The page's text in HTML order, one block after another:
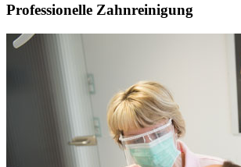
Professionelle Zahnreinigung